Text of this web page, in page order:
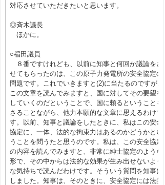
対応させていただきたいと思います。
◎斉木議長
ほかに。
○稲田議員
８番ですけれども、以前に知事と何回か議論をさ
せてもらったのは、この原子力発電所の安全協定の
問題です。これでいきますと(2)に当たるのですが、
この文章を読んでみますと、国に対してその要望を
していくのだということで、国に頼るということも
さることながら、他力本願的な文章に思えるわけで
す。以前、知事と議論をしたときに、私はこの安全
協定に、一体、法的な拘束力はあるのかどうかとい
うことを問うたと思うのです。私は、この安全協定
の内容を読んでみますと、非常に紳士協定のような
形で、その中からは法的な効果が生み出せないよう
な気持ちで読んだわけです。そういう質問を知事に
しました。知事は、そのときに、安全協定には法的